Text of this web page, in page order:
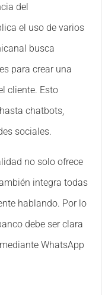
del
el uso de varios
busca
para crear una
cliente. Esto
chatbots,
sociales.
no solo ofrece
integra todas
hablando. Por lo
debe ser clara
WhatsApp